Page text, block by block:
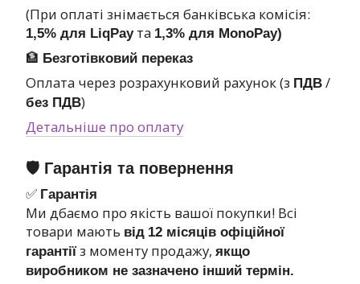
(При оплаті знімається банківська комісія:
1,5% для LiqPayта 1,3% для MonoPay)
🏦 Безготівковий переказ
Оплата через розрахунковий рахунок (з ПДВ /
без ПДВ)
Детальніше про оплату
🛡 Гарантія та повернення
✅ Гарантія
Ми дбаємо про якість вашої покупки! Всі
товари мають від 12 місяців офіційної
гарантії з моменту продажу, якщо
виробником не зазначено інший термін.